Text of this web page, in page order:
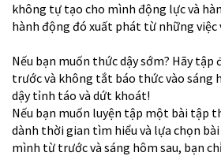
không tự tạo cho mình động lực và
hành động đó xuất phát từ những việc
Nếu bạn muốn thức dậy sớm? Hãy
trước và không tắt báo thức vào sáng
dậy tỉnh táo và dứt khoát!
Nếu bạn muốn luyện tập một bài tập
dành thời gian tìm hiểu và lựa chọn
mình từ trước và sáng hôm sau, bạn